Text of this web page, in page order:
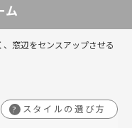
62,550 ￥83,400 ￥
ム
、窓辺をセンスアップさせる
? スタイルの選び方